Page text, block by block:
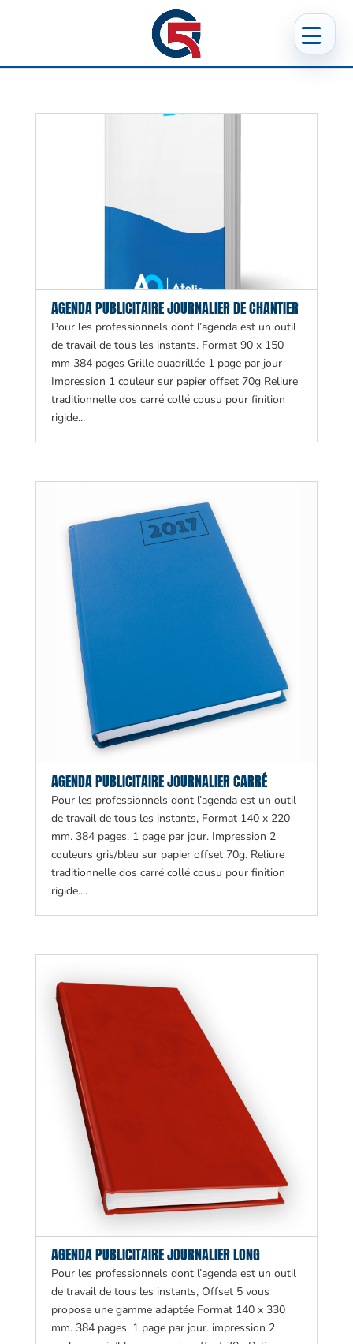
AGENDA PUBLICITAIRE JOURNALIER DE CHANTIER
Pour les professionnels dont l’agenda est un outil
de travail de tous les instants. Format 90 x 150
mm 384 pages Grille quadrillée 1 page par jour
Impression 1 couleur sur papier offset 70g Reliure
traditionnelle dos carré collé cousu pour finition
rigide...
AGENDA PUBLICITAIRE JOURNALIER CARRÉ
Pour les professionnels dont l’agenda est un outil
de travail de tous les instants, Format 140 x 220
mm. 384 pages. 1 page par jour. Impression 2
couleurs gris/bleu sur papier offset 70g. Reliure
traditionnelle dos carré collé cousu pour finition
rigide....
AGENDA PUBLICITAIRE JOURNALIER LONG
Pour les professionnels dont l’agenda est un outil
de travail de tous les instants, Offset 5 vous
propose une gamme adaptée Format 140 x 330
mm. 384 pages. 1 page par jour. impression 2